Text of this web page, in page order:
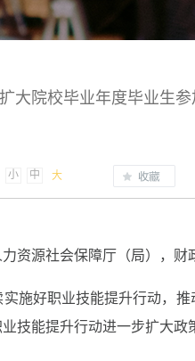
大院校毕业年度毕业生
小 中 大
资源社会保障厅（局），财
施好职业技能提升行动，
技能提升行动进一步扩大政